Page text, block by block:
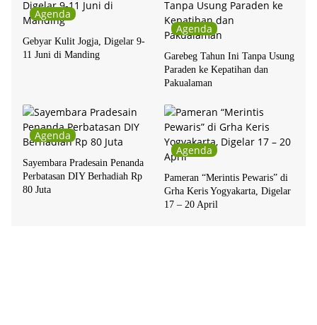
Agenda
Gebyar Kulit Jogja, Digelar 9-
11 Juni di Manding
Agenda
Garebeg Tahun Ini Tanpa Usung
Paraden ke Kepatihan dan
Pakualaman
Agenda
Sayembara Pradesain Penanda
Perbatasan DIY Berhadiah Rp
80 Juta
Agenda
Pameran “Merintis Pewaris” di
Grha Keris Yogyakarta, Digelar
17 – 20 April